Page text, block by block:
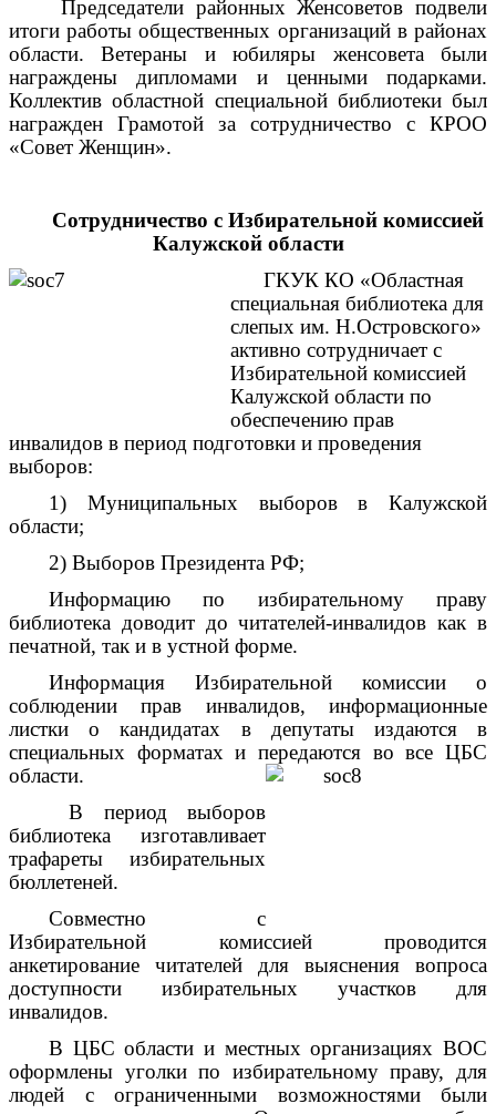
Председатели районных Женсоветов подвели
итоги работы общественных организаций в районах
области. Ветераны и юбиляры женсовета были
награждены дипломами и ценными подарками.
Коллектив областной специальной библиотеки был
награжден Грамотой за сотрудничество с КРОО
«Совет Женщин».
Сотрудничество с Избирательной комиссией
Калужской области
ГКУК КО «Областная
специальная библиотека для
слепых им. Н.Островского»
активно сотрудничает с
Избирательной комиссией
Калужской области по
обеспечению прав
инвалидов в период подготовки и проведения
выборов:
1) Муниципальных выборов в Калужской
области;
2) Выборов Президента РФ;
Информацию по избирательному праву
библиотека доводит до читателей-инвалидов как в
печатной, так и в устной форме.
Информация Избирательной комиссии о
соблюдении прав инвалидов, информационные
листки о кандидатах в депутаты издаются в
специальных форматах и передаются во все ЦБС
области.
В период выборов
библиотека изготавливает
трафареты избирательных
бюллетеней.
Совместно с
Избирательной комиссией проводится
анкетирование читателей для выяснения вопроса
доступности избирательных участков для
инвалидов.
В ЦБС области и местных организациях ВОС
оформлены уголки по избирательному праву, для
людей с ограниченными возможностями были